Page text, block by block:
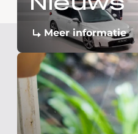
Meer informatie